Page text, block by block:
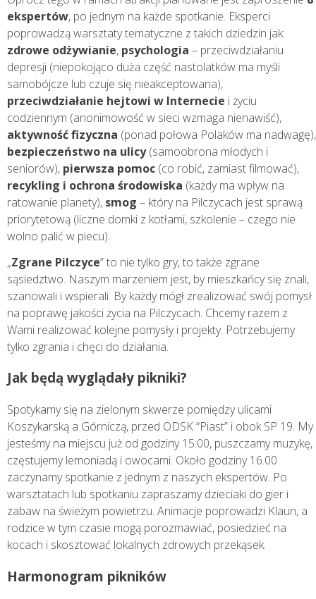
ekspertów, po jednym na każde spotkanie. Eksperci
poprowadzą warsztaty tematyczne z takich dziedzin jak:
zdrowe odżywianie, psychologia – przeciwdziałaniu
depresji (niepokojąco duża część nastolatków ma myśli
samobójcze lub czuje się nieakceptowana),
przeciwdziałanie hejtowi w Internecie i życiu
codziennym (anonimowość w sieci wzmaga nienawiść),
aktywność fizyczna (ponad połowa Polaków ma nadwagę),
bezpieczeństwo na ulicy(samoobrona młodych i
seniorów), pierwsza pomoc (co robić, zamiast filmować),
recykling i ochrona środowiska (każdy ma wpływ na
ratowanie planety), smog – który na Pilczycach jest sprawą
priorytetową (liczne domki z kotłami, szkolenie – czego nie
wolno palić w piecu).
„Zgrane Pilczyce” to nie tylko gry, to także zgrane
sąsiedztwo. Naszym marzeniem jest, by mieszkańcy się znali,
szanowali i wspierali. By każdy mógł zrealizować swój pomysł
na poprawę jakości życia na Pilczycach. Chcemy razem z
Wami realizować kolejne pomysły i projekty. Potrzebujemy
tylko zgrania i chęci do działania.
Jak będą wyglądały pikniki?
Spotykamy się na zielonym skwerze pomiędzy ulicami
Koszykarską a Górniczą, przed ODSK “Piast” i obok SP 19. My
jesteśmy na miejscu już od godziny 15:00, puszczamy muzykę,
częstujemy lemoniadą i owocami. Około godziny 16.00
zaczynamy spotkanie z jednym z naszych ekspertów. Po
warsztatach lub spotkaniu zapraszamy dzieciaki do gier i
zabaw na świeżym powietrzu. Animacje poprowadzi Klaun, a
rodzice w tym czasie mogą porozmawiać, posiedzieć na
kocach i skosztować lokalnych zdrowych przekąsek.
Harmonogram pikników